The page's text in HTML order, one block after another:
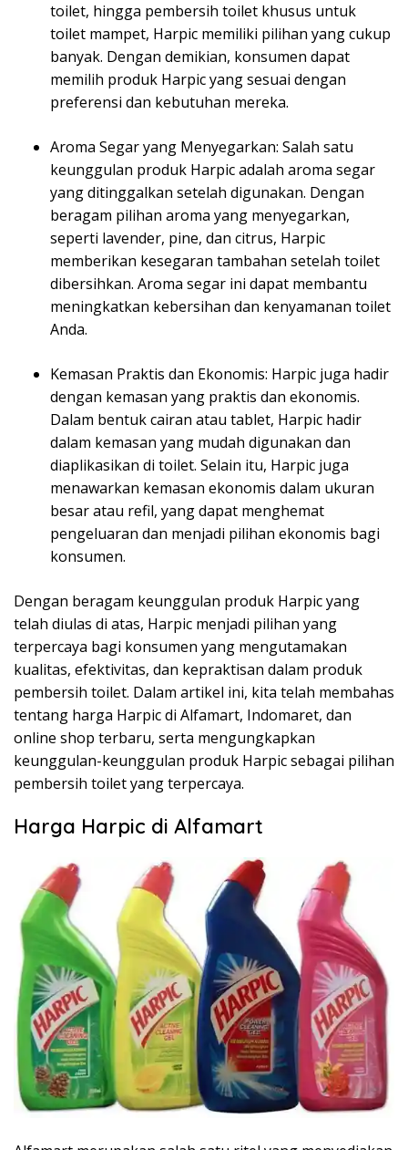
toilet, hingga pembersih toilet khusus untuk
toilet mampet, Harpic memiliki pilihan yang cukup
banyak. Dengan demikian, konsumen dapat
memilih produk Harpic yang sesuai dengan
preferensi dan kebutuhan mereka.
Aroma Segar yang Menyegarkan: Salah satu
keunggulan produk Harpic adalah aroma segar
yang ditinggalkan setelah digunakan. Dengan
beragam pilihan aroma yang menyegarkan,
seperti lavender, pine, dan citrus, Harpic
memberikan kesegaran tambahan setelah toilet
dibersihkan. Aroma segar ini dapat membantu
meningkatkan kebersihan dan kenyamanan toilet
Anda.
Kemasan Praktis dan Ekonomis: Harpic juga hadir
dengan kemasan yang praktis dan ekonomis.
Dalam bentuk cairan atau tablet, Harpic hadir
dalam kemasan yang mudah digunakan dan
diaplikasikan di toilet. Selain itu, Harpic juga
menawarkan kemasan ekonomis dalam ukuran
besar atau refil, yang dapat menghemat
pengeluaran dan menjadi pilihan ekonomis bagi
konsumen.
Dengan beragam keunggulan produk Harpic yang
telah diulas di atas, Harpic menjadi pilihan yang
terpercaya bagi konsumen yang mengutamakan
kualitas, efektivitas, dan kepraktisan dalam produk
pembersih toilet. Dalam artikel ini, kita telah membahas
tentang harga Harpic di Alfamart, Indomaret, dan
online shop terbaru, serta mengungkapkan
keunggulan-keunggulan produk Harpic sebagai pilihan
pembersih toilet yang terpercaya.
Harga Harpic di Alfamart